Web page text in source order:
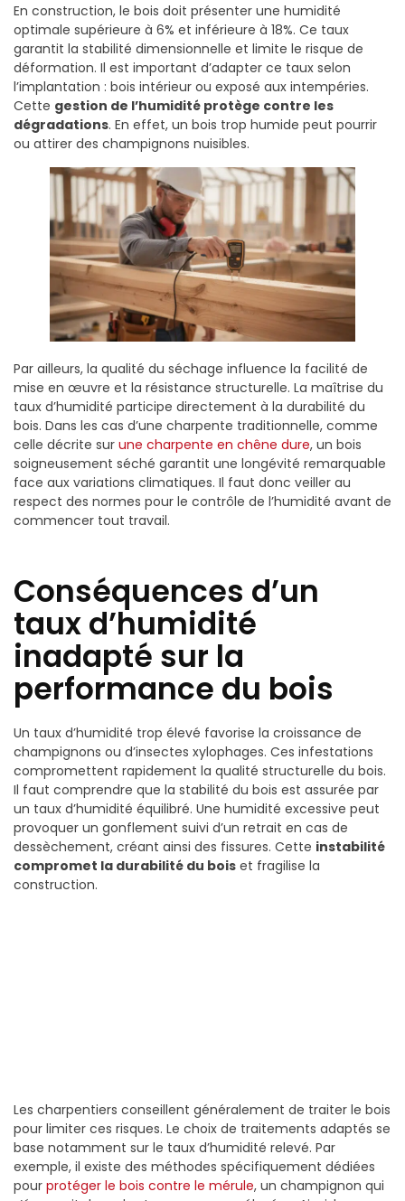
En construction, le bois doit présenter une humidité
optimale supérieure à 6% et inférieure à 18%. Ce taux
garantit la stabilité dimensionnelle et limite le risque de
déformation. Il est important d’adapter ce taux selon
l’implantation : bois intérieur ou exposé aux intempéries.
Cette gestion de l’humidité protège contre les
dégradations. En effet, un bois trop humide peut pourrir
ou attirer des champignons nuisibles.
Par ailleurs, la qualité du séchage influence la facilité de
mise en œuvre et la résistance structurelle. La maîtrise du
taux d’humidité participe directement à la durabilité du
bois. Dans les cas d’une charpente traditionnelle, comme
celle décrite sur une charpente en chêne dure, un bois
soigneusement séché garantit une longévité remarquable
face aux variations climatiques. Il faut donc veiller au
respect des normes pour le contrôle de l’humidité avant de
commencer tout travail.
Conséquences d’un
taux d’humidité
inadapté sur la
performance du bois
Un taux d’humidité trop élevé favorise la croissance de
champignons ou d’insectes xylophages. Ces infestations
compromettent rapidement la qualité structurelle du bois.
Il faut comprendre que la stabilité du bois est assurée par
un taux d’humidité équilibré. Une humidité excessive peut
provoquer un gonflement suivi d’un retrait en cas de
dessèchement, créant ainsi des fissures. Cette instabilité
compromet la durabilité du bois et fragilise la
construction.
Les charpentiers conseillent généralement de traiter le bois
pour limiter ces risques. Le choix de traitements adaptés se
base notamment sur le taux d’humidité relevé. Par
exemple, il existe des méthodes spécifiquement dédiées
pour protéger le bois contre le mérule, un champignon qui